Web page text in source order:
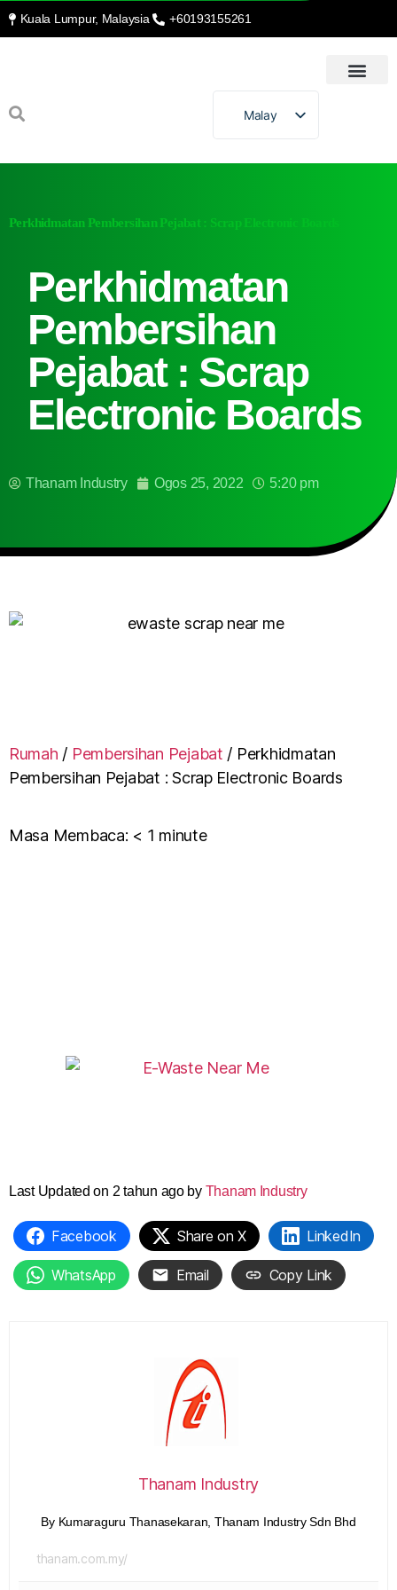
Kuala Lumpur, Malaysia +60193155261
Malay
Perkhidmatan Pembersihan Pejabat : Scrap Electronic Boards
Perkhidmatan
Pembersihan
Pejabat : Scrap
Electronic Boards
Thanam Industry Ogos 25, 2022 5:20 pm
Rumah / Pembersihan Pejabat / Perkhidmatan
Pembersihan Pejabat : Scrap Electronic Boards
Masa Membaca: < 1 minute
Last Updated on 2 tahun ago by Thanam Industry
Facebook Share on X LinkedIn
WhatsApp Email Copy Link
Thanam Industry
By Kumaraguru Thanasekaran, Thanam Industry Sdn Bhd
thanam.com.my/